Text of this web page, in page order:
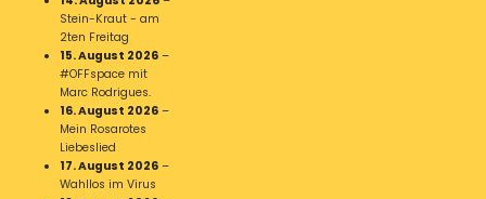
Stein-Kraut - am
2ten Freitag
15. August 2026 –
#OFFspace mit
Marc Rodrigues.
16. August 2026 –
Mein Rosarotes
Liebeslied
17. August 2026 –
Wahllos im Virus